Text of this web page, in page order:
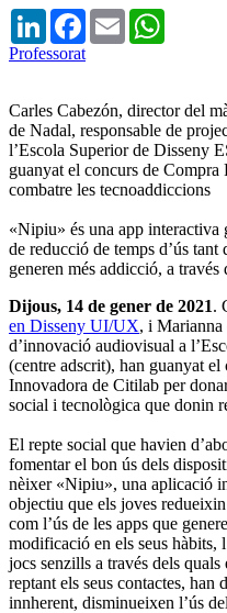
LinkedInFacebook
Email
Professorat
Carles Cabezón, director del
de Nadal, responsable de
l’Escola Superior de Disseny
guanyat el concurs de
combatre les tecnoaddiccions
«Nipiu» és una app interactiva
de reducció de temps d’ús
generen més addicció, a
Dijous, 14 de gener de 2021.
en Disseny UI/UX, i Marianna
d’innovació audiovisual a
(centre adscrit), han guanyat
Innovadora de Citilab per
social i tecnològica que donin
El repte social que havien
fomentar el bon ús dels
nèixer «Nipiu», una aplicació
objectiu que els joves
com l’ús de les apps que
modificació en els seus hàbits,
jocs senzills a través dels
reptant els seus contactes, han
innherent, disminueixen l’ús